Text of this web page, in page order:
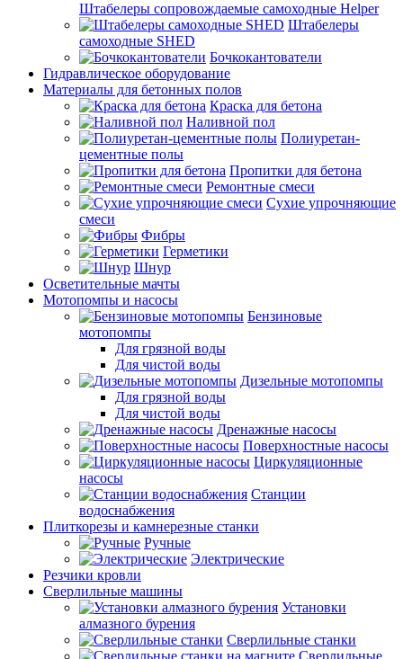
Штабелеры сопровождаемые самоходные Helper
Штабелеры
самоходные SHED
Бочкокантователи
Гидравлическое оборудование
Материалы для бетонных полов
Краска для бетона
Наливной пол
Полиуретан-
цементные полы
Пропитки для бетона
Ремонтные смеси
Сухие упрочняющие
смеси
Фибры
Герметики
Шнур
Осветительные мачты
Мотопомпы и насосы
Бензиновые
мотопомпы
Для грязной воды
Для чистой воды
Дизельные мотопомпы
Для грязной воды
Для чистой воды
Дренажные насосы
Поверхностные насосы
Циркуляционные
насосы
Станции
водоснабжения
Плиткорезы и камнерезные станки
Ручные
Электрические
Резчики кровли
Сверлильные машины
Установки
алмазного бурения
Сверлильные станки
Сверлильные